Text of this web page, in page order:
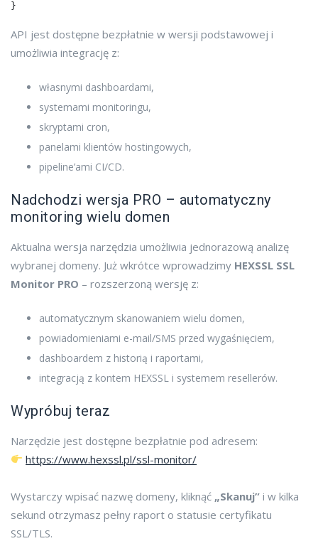
API jest dostępne bezpłatnie w wersji podstawowej i
umożliwia integrację z:
własnymi dashboardami,
systemami monitoringu,
skryptami cron,
panelami klientów hostingowych,
pipeline’ami CI/CD.
Nadchodzi wersja PRO – automatyczny
monitoring wielu domen
Aktualna wersja narzędzia umożliwia jednorazową analizę
wybranej domeny. Już wkrótce wprowadzimy HEXSSL SSL
Monitor PRO – rozszerzoną wersję z:
automatycznym skanowaniem wielu domen,
powiadomieniami e-mail/SMS przed wygaśnięciem,
dashboardem z historią i raportami,
integracją z kontem HEXSSL i systemem resellerów.
Wypróbuj teraz
Narzędzie jest dostępne bezpłatnie pod adresem:
https://www.hexssl.pl/ssl-monitor/
Wystarczy wpisać nazwę domeny, kliknąć „Skanuj” i w kilka
sekund otrzymasz pełny raport o statusie certyfikatu
SSL/TLS.